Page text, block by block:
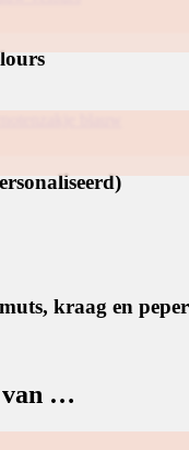
kraag en
van …